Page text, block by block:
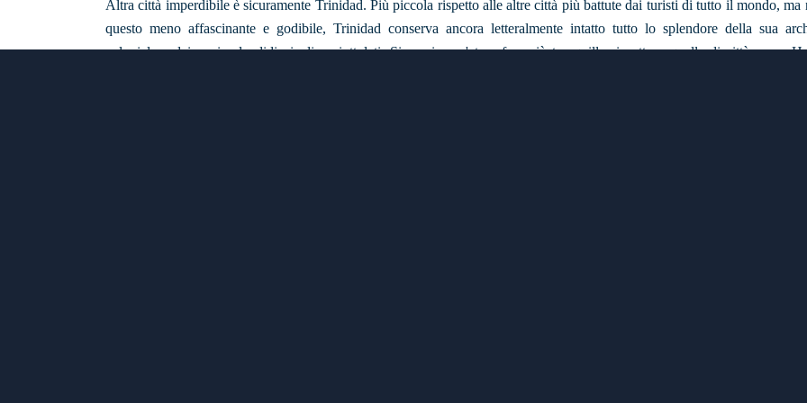
Altra città imperdibile è sicuramente Trinidad. Più piccola rispetto alle altre città più battute dai turisti di tutto il mondo, ma
questo meno affascinante e godibile, Trinidad conserva ancora letteralmente intatto tutto lo splendore della sua
coloniale e dei suoi splendidi vicoli acciottolati. Si respira un'atmosfera più tranquilla rispetto a quella di città come